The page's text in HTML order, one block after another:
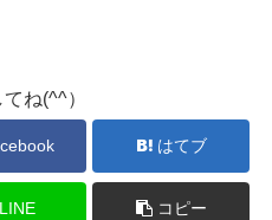
ね(^^）
はてブ
LINE コピー